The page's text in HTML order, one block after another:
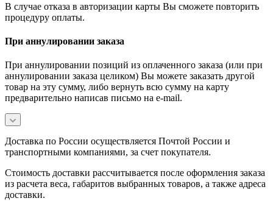
В случае отказа в авторизации карты Вы сможете повторить
процедуру оплаты.
При аннулировании заказа
При аннулировании позиций из оплаченного заказа (или при
аннулировании заказа целиком) Вы можете заказать другой
товар на эту сумму, либо вернуть всю сумму на карту
предварительно написав письмо на e-mail.
Доставка по России осуществляется Почтой России и
транспортными компаниями, за счет покупателя.
Стоимость доставки рассчитывается после оформления заказа
из расчета веса, габаритов выбранных товаров, а также адреса
доставки.